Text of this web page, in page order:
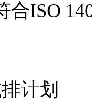
合ISO
计划